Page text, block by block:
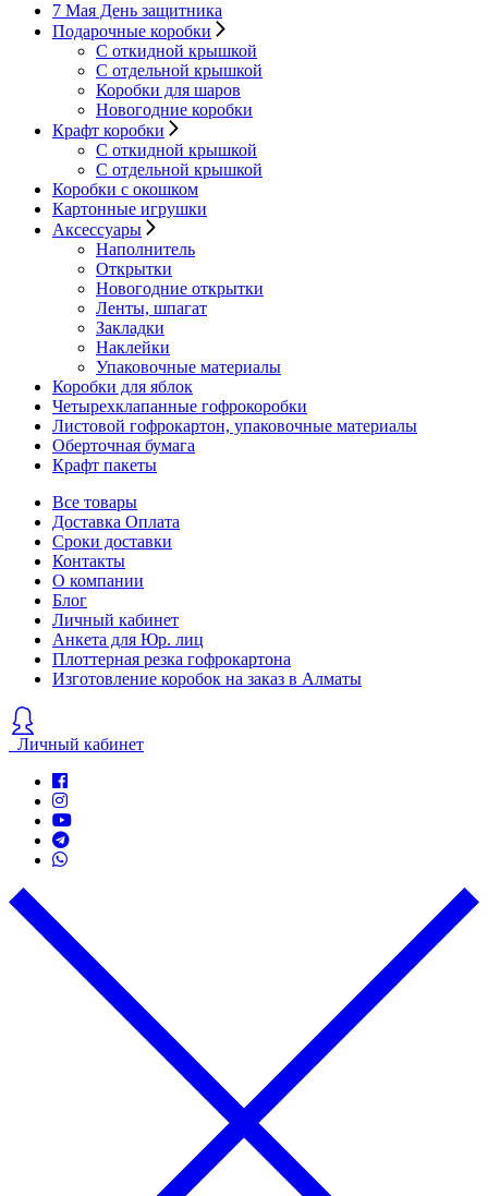
7 Мая День защитника
Подарочные коробки
С откидной крышкой
С отдельной крышкой
Коробки для шаров
Новогодние коробки
Крафт коробки
С откидной крышкой
С отдельной крышкой
Коробки с окошком
Картонные игрушки
Аксессуары
Наполнитель
Открытки
Новогодние открытки
Ленты, шпагат
Закладки
Наклейки
Упаковочные материалы
Коробки для яблок
Четырехклапанные гофрокоробки
Листовой гофрокартон, упаковочные материалы
Оберточная бумага
Крафт пакеты
Все товары
Доставка Оплата
Сроки доставки
Контакты
О компании
Блог
Личный кабинет
Анкета для Юр. лиц
Плоттерная резка гофрокартона
Изготовление коробок на заказ в Алматы
Личный кабинет